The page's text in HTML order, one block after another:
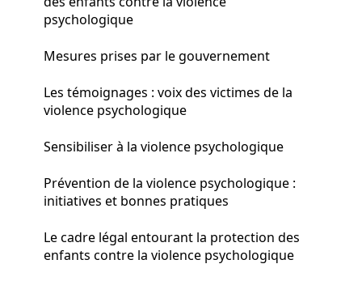
psychologique
Mesures prises par le gouvernement
Les témoignages : voix des victimes de la
violence psychologique
Sensibiliser à la violence psychologique
Prévention de la violence psychologique :
initiatives et bonnes pratiques
Le cadre légal entourant la protection des
enfants contre la violence psychologique